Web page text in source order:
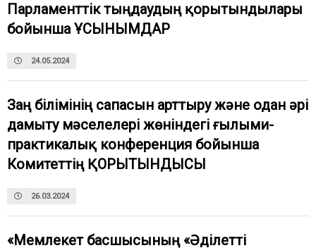
Парламенттік тыңдаудың қорытындылары
бойынша ҰСЫНЫМДАР
24.05.2024
Заң білімінің сапасын арттыру және одан әрі
дамыту мәселелері жөніндегі ғылыми-
практикалық конференция бойынша
Комитеттің ҚОРЫТЫНДЫСЫ
26.03.2024
«Мемлекет басшысының «Әділетті